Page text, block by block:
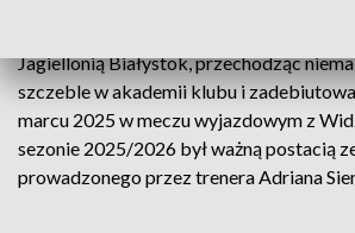
Jagiellonią Białystok, przechodząc
szczeble w akademii klubu i
marcu 2025 w meczu wyjazdowym z
sezonie 2025/2026 był ważną postacią
prowadzonego przez trenera Adriana